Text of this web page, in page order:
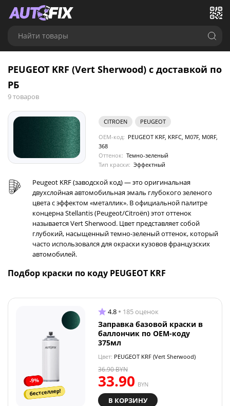
Найти товары
PEUGEOT KRF (Vert Sherwood) с доставкой по
РБ
9 товаров
CITROEN
PEUGEOT
OEM-код: PEUGEOT KRF, KRFC, M07F, M0RF,
368
Оттенок: Темно-зеленый
Тип краски: Эффектный
Peugeot KRF (заводской код) — это оригинальная
двухслойная автомобильная эмаль глубокого зеленого
цвета с эффектом «металлик». В официальной палитре
концерна Stellantis (Peugeot/Citroën) этот оттенок
называется Vert Sherwood. Цвет представляет собой
глубокий, насыщенный темно-зеленый оттенок, который
часто использовался для окраски кузовов французских
автомобилей.
Подбор краски по коду PEUGEOT KRF
-9%
бестселлер!
4.8 185 оценок
Заправка базовой краски в
баллончик по OEM-коду
375мл
Цвет: PEUGEOT KRF (Vert Sherwood)
33.90 BYN
36.90BYN
В КОРЗИНУ